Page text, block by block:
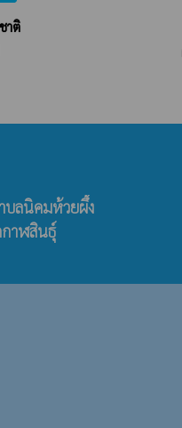
าติ
บลนิคมห้วยผึ้ง
กาฬสินธุ์